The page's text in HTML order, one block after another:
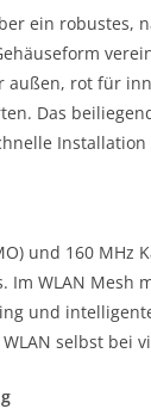
ein robustes,
rot für
Das
und 160 MHz
WLAN Mesh
und
selbst bei